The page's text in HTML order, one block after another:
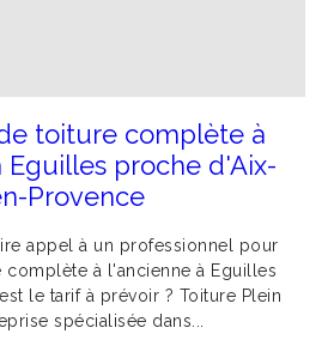
toiture complète à
Eguilles proche d'Aix-
Provence
appel à un professionnel pour
à l'ancienne à Eguilles
le tarif à prévoir ? Toiture Plein
spécialisée dans...